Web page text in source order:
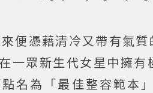
便憑藉清冷又帶有氣
一眾新生代女星中擁
名為「最佳整容範本